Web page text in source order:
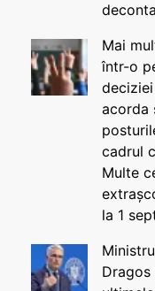
Mai
într-o
acorda
cadrul
Multe
la 1
Dragos